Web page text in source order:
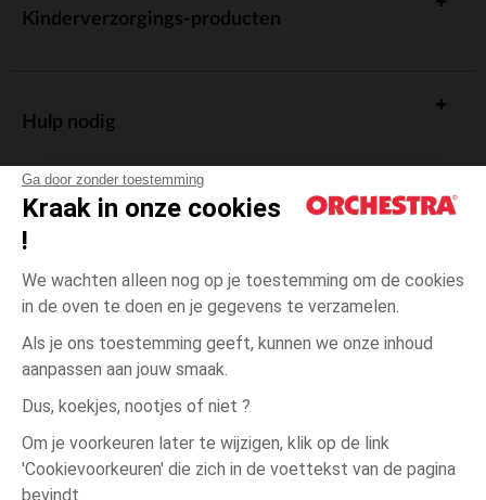
Ga door zonder toestemming
Kraak in onze cookies
!
We wachten alleen nog op je toestemming om de cookies
in de oven te doen en je gegevens te verzamelen.
Als je ons toestemming geeft, kunnen we onze inhoud
aanpassen aan jouw smaak.
Dus, koekjes, nootjes of niet ?
Om je voorkeuren later te wijzigen, klik op de link
'Cookievoorkeuren' die zich in de voettekst van de pagina
bevindt.
Wit Wit
3
Kinderverzorgings-producten
Hulp nodig
Algemene verkoopsvoorwaarden
Wettelijke bepalingen
Persoonsgegevens